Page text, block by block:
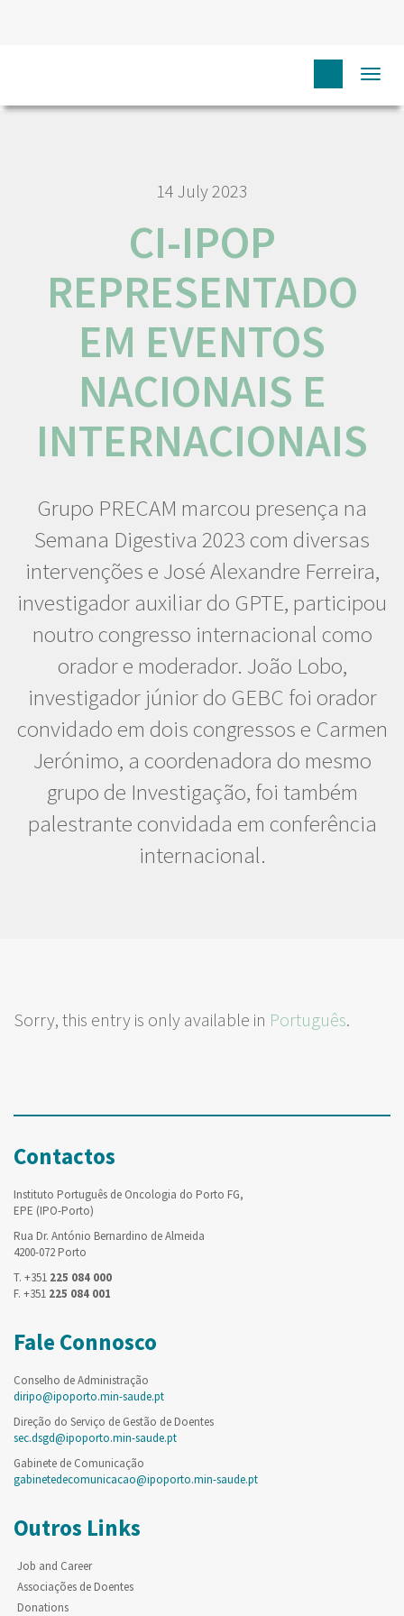
CI-
IPOP REPRESENTADO EM EVENTOS NACIONAIS E INTERNACIONAIS
14 July 2023
CI-IPOP
REPRESENTADO
EM EVENTOS
NACIONAIS E
INTERNACIONAIS
Grupo PRECAM marcou presença na
Semana Digestiva 2023 com diversas
intervenções e José Alexandre Ferreira,
investigador auxiliar do GPTE, participou
noutro congresso internacional como
orador e moderador. João Lobo,
investigador júnior do GEBC foi orador
convidado em dois congressos e Carmen
Jerónimo, a coordenadora do mesmo
grupo de Investigação, foi também
palestrante convidada em conferência
internacional.
Sorry, this entry is only available in Português.
Contactos
Instituto Português de Oncologia do Porto FG,
EPE (IPO-Porto)
Rua Dr. António Bernardino de Almeida
4200-072 Porto
T. +351 225 084 000
F. +351 225 084 001
Fale Connosco
Conselho de Administração
diripo@ipoporto.min-saude.pt
Direção do Serviço de Gestão de Doentes
sec.dsgd@ipoporto.min-saude.pt
Gabinete de Comunicação
gabinetedecomunicacao@ipoporto.min-saude.pt
Outros Links
Job and Career
Associações de Doentes
Donations